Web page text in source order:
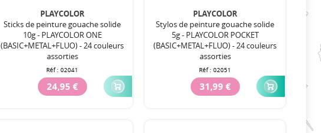
PLAYCOLOR
Sticks de peinture gouache solide
10g - PLAYCOLOR ONE
(BASIC+METAL+FLUO) - 24 couleurs
assorties
Réf :02041
24,95 €
PLAYCOLOR
Stylos de peinture gouache solide
5g - PLAYCOLOR POCKET
(BASIC+METAL+FLUO) - 24 couleurs
assorties
Réf : 02051
31,99 €